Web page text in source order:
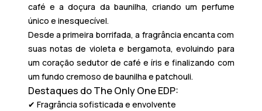
café e a doçura da baunilha, criando um perfume
único e inesquecível.
Desde a primeira borrifada, a fragrância encanta com
suas notas de violeta e bergamota, evoluindo para
um coração sedutor de café e íris e finalizando com
um fundo cremoso de baunilha e patchouli.
Destaques do The Only One EDP:
✔ Fragrância sofisticada e envolvente